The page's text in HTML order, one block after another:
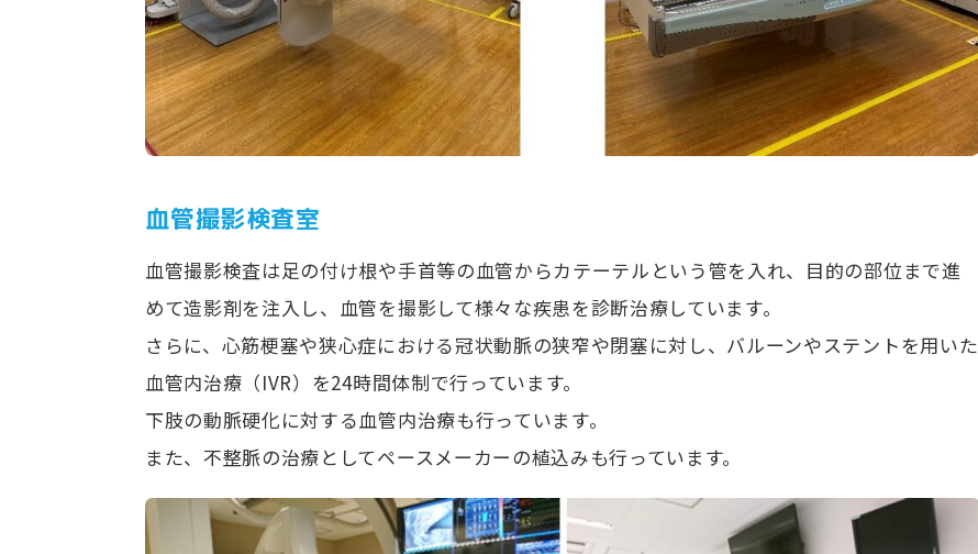
血管撮影検査室
血管撮影検査は足の付け根や手首等の血管からカテーテルという管を入れ、目的の部位まで進
めて造影剤を注入し、血管を撮影して様々な疾患を診断治療しています。
さらに、心筋梗塞や狭心症における冠状動脈の狭窄や閉塞に対し、バルーンやステントを用いた
血管内治療（IVR）を24時間体制で行っています。
下肢の動脈硬化に対する血管内治療も行っています。
また、不整脈の治療としてペースメーカーの植込みも行っています。